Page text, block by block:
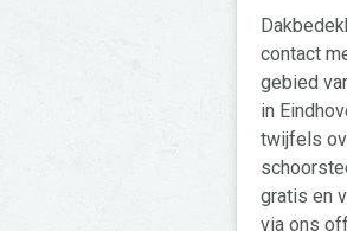
contact
gebied
in
twijfels
gratis en
via ons